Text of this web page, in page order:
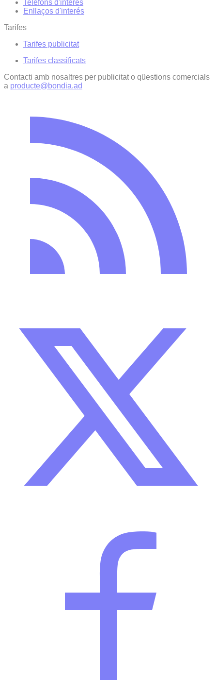
Telèfons d'interès
Enllaços d'interés
Tarifes
Tarifes publicitat
Tarifes classificats
Contacti amb nosaltres per publicitat o qüestions comercials
a producte@bondia.ad